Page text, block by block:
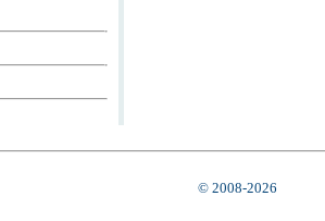
© 2008-2026